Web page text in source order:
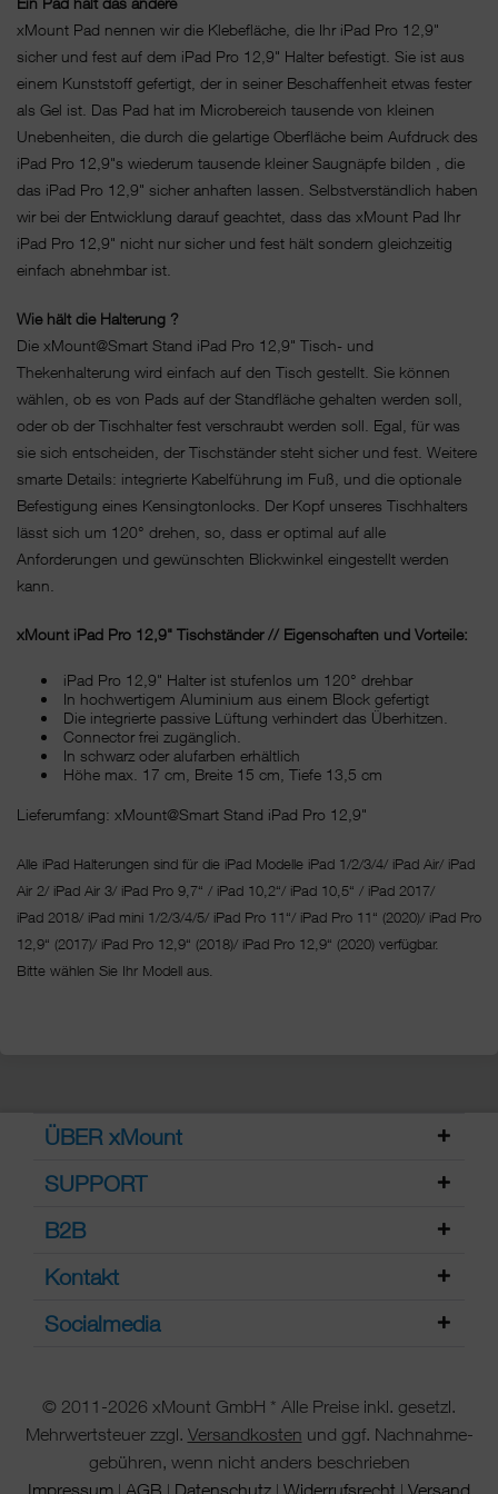
xMount Pad nennen wir die Klebefläche, die Ihr iPad Pro 12,9"
sicher und fest auf dem iPad Pro 12,9" Halter befestigt. Sie ist aus
einem Kunststoff gefertigt, der in seiner Beschaffenheit etwas fester
als Gel ist. Das Pad hat im Microbereich tausende von kleinen
Unebenheiten, die durch die gelartige Oberfläche beim Aufdruck des
iPad Pro 12,9"s wiederum tausende kleiner Saugnäpfe bilden , die
das iPad Pro 12,9" sicher anhaften lassen. Selbstverständlich haben
wir bei der Entwicklung darauf geachtet, dass das xMount Pad Ihr
iPad Pro 12,9" nicht nur sicher und fest hält sondern gleichzeitig
einfach abnehmbar ist.
Wie hält die Halterung ?
Die xMount@Smart Stand iPad Pro 12,9" Tisch- und
Thekenhalterung wird einfach auf den Tisch gestellt. Sie können
wählen, ob es von Pads auf der Standfläche gehalten werden soll,
oder ob der Tischhalter fest verschraubt werden soll. Egal, für was
sie sich entscheiden, der Tischständer steht sicher und fest. Weitere
smarte Details: integrierte Kabelführung im Fuß, und die optionale
Befestigung eines Kensingtonlocks. Der Kopf unseres Tischhalters
lässt sich um 120° drehen, so, dass er optimal auf alle
Anforderungen und gewünschten Blickwinkel eingestellt werden
kann.
xMount iPad Pro 12,9" Tischständer // Eigenschaften und Vorteile:
iPad Pro 12,9" Halter ist stufenlos um 120° drehbar
In hochwertigem Aluminium aus einem Block gefertigt
Die integrierte passive Lüftung verhindert das Überhitzen.
Connector frei zugänglich.
In schwarz oder alufarben erhältlich
Höhe max. 17 cm, Breite 15 cm, Tiefe 13,5 cm
Lieferumfang: xMount@Smart Stand iPad Pro 12,9"
Alle iPad Halterungen sind für die iPad Modelle iPad 1/2/3/4/ iPad Air/ iPad
Air 2/ iPad Air 3/ iPad Pro 9,7“ / iPad 10,2“/ iPad 10,5“ / iPad 2017/
iPad 2018/ iPad mini 1/2/3/4/5/ iPad Pro 11“/ iPad Pro 11“ (2020)/ iPad Pro
12,9“ (2017)/ iPad Pro 12,9“ (2018)/ iPad Pro 12,9“ (2020) verfügbar.
Bitte wählen Sie Ihr Modell aus.
ÜBER xMount
SUPPORT
B2B
Kontakt
Socialmedia
© 2011-2026 xMount GmbH * Alle Preise inkl. gesetzl.
Mehrwertsteuer zzgl. Versandkosten und ggf. Nachnahme-
gebühren, wenn nicht anders beschrieben
Impressum
AGB Datenschutz Widerrufsrecht Versand